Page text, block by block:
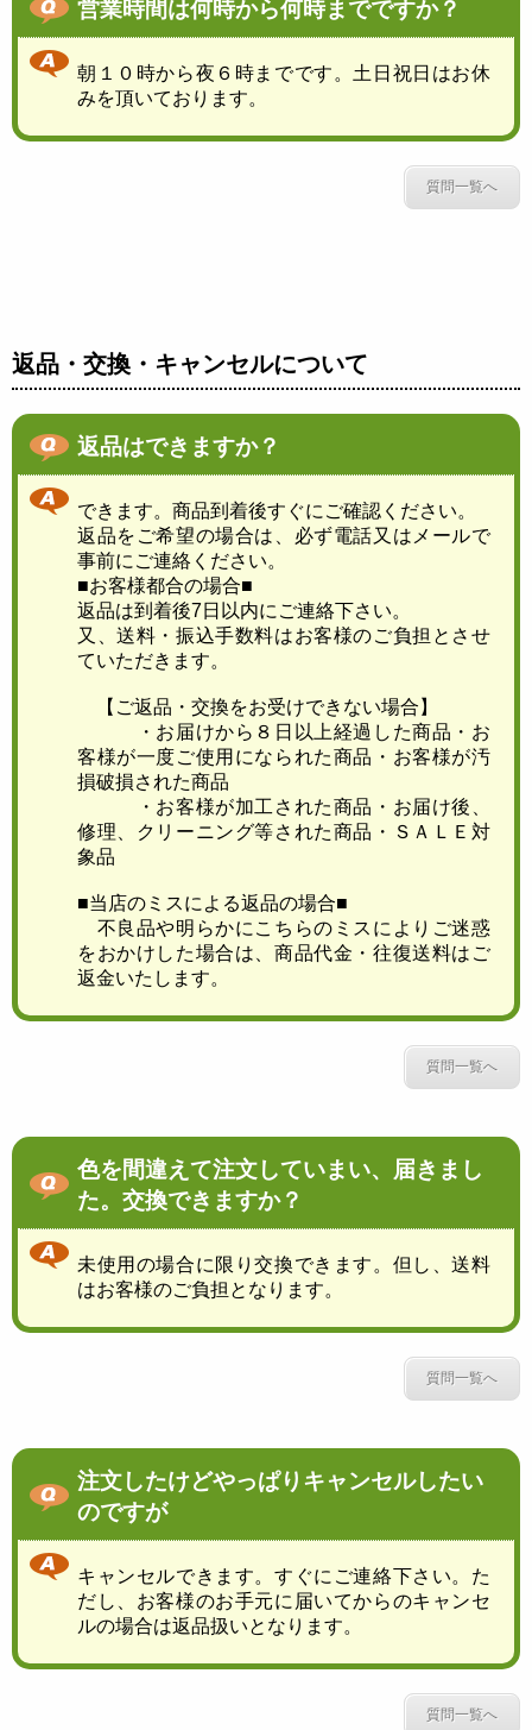
営業時間は何時から何時までですか？
朝１０時から夜６時までです。土日祝日はお休
みを頂いております。
質問一覧へ
返品・交換・キャンセルについて
返品はできますか？
できます。商品到着後すぐにご確認ください。
返品をご希望の場合は、必ず電話又はメールで
事前にご連絡ください。
■お客様都合の場合■
返品は到着後7日以内にご連絡下さい。
又、送料・振込手数料はお客様のご負担とさせ
ていただきます。
【ご返品・交換をお受けできない場合】
・お届けから８日以上経過した商品・お
客様が一度ご使用になられた商品・お客様が汚
損破損された商品
・お客様が加工された商品・お届け後、
修理、クリーニング等された商品・ＳＡＬＥ対
象品
■当店のミスによる返品の場合■
不良品や明らかにこちらのミスによりご迷惑
をおかけした場合は、商品代金・往復送料はご
返金いたします。
質問一覧へ
色を間違えて注文していまい、届きまし
た。交換できますか？
未使用の場合に限り交換できます。但し、送料
はお客様のご負担となります。
質問一覧へ
注文したけどやっぱりキャンセルしたい
のですが
キャンセルできます。すぐにご連絡下さい。た
だし、お客様のお手元に届いてからのキャンセ
ルの場合は返品扱いとなります。
質問一覧へ